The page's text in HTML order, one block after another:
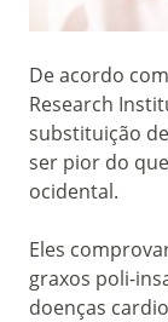
De acordo com
Research
substituição
ser pior do
ocidental.
Eles
graxos poli-
doenças